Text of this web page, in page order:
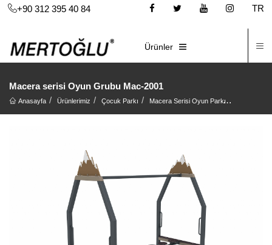
+90 312 395 40 84
TR
Ürünler
Macera serisi Oyun Grubu Mac-2001
Anasayfa Ürünlerimiz Çocuk Parkı Macera Serisi Oyun Parkı